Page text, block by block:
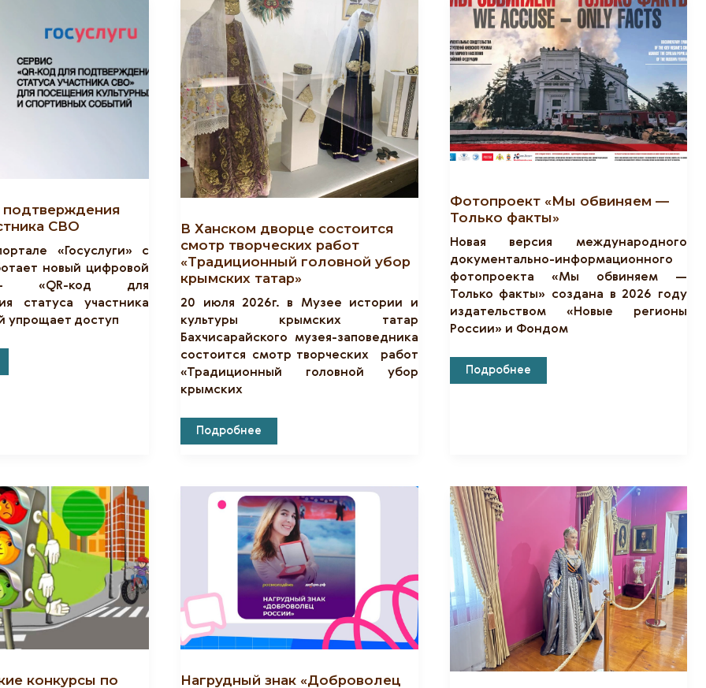
СВО
«Госуслуги» с
новый цифровой
«QR-код для
статуса участника
упрощает доступ
В Ханском дворце состоится
смотр творческих работ
«Традиционный головной убор
крымских татар»
20 июля 2026г. в Музее истории и
культуры крымских татар
Бахчисарайского музея-заповедника
состоится смотр творческих работ
«Традиционный головной убор
крымских
В
Творческих
Работ
«Традиционный
Головной
Крымских
Подробнее
Фотопроект «Мы обвиняем —
Только факты»
Новая версия международного
документально-информационного
фотопроекта «Мы обвиняем —
Только факты» создана в 2026 году
издательством «Новые регионы
России» и Фондом
Фотопроект
Подробнее
конкурсы по
Нагрудный знак «Доброволец